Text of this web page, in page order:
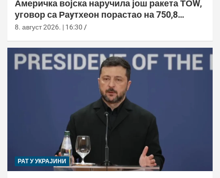
Америчка војска наручила још ракета ТОW,
уговор са Раyтхеон порастао на 750,8
милиона долара
8. август 2026. | 16:30
РАТ У УКРАЈИНИ